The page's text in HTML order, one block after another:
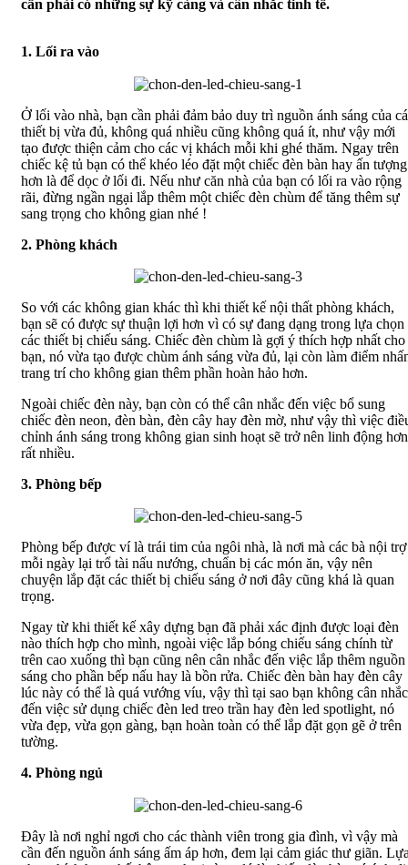
cần phải có những sự kỹ càng và cân nhắc tinh tế.
1. Lối ra vào
Ở lối vào nhà, bạn cần phải đảm bảo duy trì nguồn ánh sáng của
thiết bị vừa đủ, không quá nhiều cũng không quá ít, như vậy mới
tạo được thiện cảm cho các vị khách mỗi khi ghé thăm. Ngay trên
chiếc kệ tủ bạn có thể khéo léo đặt một chiếc đèn bàn hay ấn tượng
hơn là để dọc ở lối đi. Nếu như căn nhà của bạn có lối ra vào rộng
rãi, đừng ngần ngại lắp thêm một chiếc đèn chùm để tăng thêm sự
sang trọng cho không gian nhé !
2. Phòng khách
So với các không gian khác thì khi thiết kế nội thất phòng khách,
bạn sẽ có được sự thuận lợi hơn vì có sự đang dạng trong lựa chọn
các thiết bị chiếu sáng. Chiếc đèn chùm là gợi ý thích hợp nhất cho
bạn, nó vừa tạo được chùm ánh sáng vừa đủ, lại còn làm điểm
trang trí cho không gian thêm phần hoàn hảo hơn.
Ngoài chiếc đèn này, bạn còn có thể cân nhắc đến việc bổ sung
chiếc đèn neon, đèn bàn, đèn cây hay đèn mờ, như vậy thì việc
chỉnh ánh sáng trong không gian sinh hoạt sẽ trở nên linh động hơn
rất nhiều.
3. Phòng bếp
Phòng bếp được ví là trái tim của ngôi nhà, là nơi mà các bà nội trợ
mỗi ngày lại trổ tài nấu nướng, chuẩn bị các món ăn, vậy nên
chuyện lắp đặt các thiết bị chiếu sáng ở nơi đây cũng khá là quan
trọng.
Ngay từ khi thiết kế xây dựng bạn đã phải xác định được loại đèn
nào thích hợp cho mình, ngoài việc lắp bóng chiếu sáng chính từ
trên cao xuống thì bạn cũng nên cân nhắc đến việc lắp thêm nguồn
sáng cho phần bếp nấu hay là bồn rửa. Chiếc đèn bàn hay đèn cây
lúc này có thể là quá vướng víu, vậy thì tại sao bạn không cân nhắc
đến việc sử dụng chiếc đèn led treo trần hay đèn led spotlight, nó
vừa đẹp, vừa gọn gàng, bạn hoàn toàn có thể lắp đặt gọn gẽ ở trên
tường.
4. Phòng ngủ
Đây là nơi nghỉ ngơi cho các thành viên trong gia đình, vì vậy mà
cần đến nguồn ánh sáng ấm áp hơn, đem lại cảm giác thư giãn.